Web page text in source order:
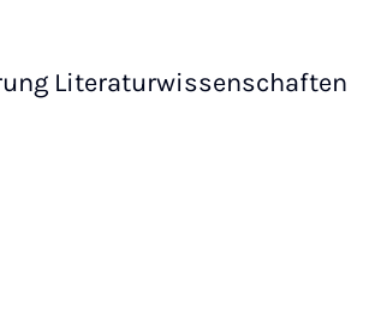
Literaturwissenschaften